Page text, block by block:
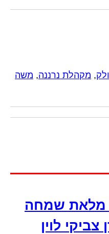
, מקהלת נרננה, משה
מלאת שמחה
לוין